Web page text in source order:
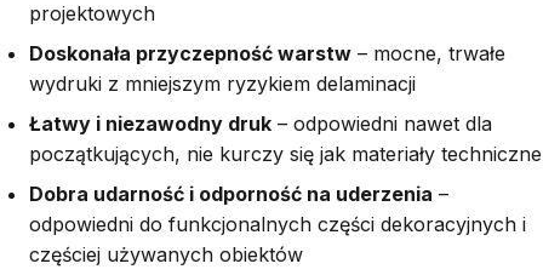
projektowych
Doskonała przyczepność warstw – mocne, trwałe
wydruki z mniejszym ryzykiem delaminacji
Łatwy i niezawodny druk – odpowiedni nawet dla
początkujących, nie kurczy się jak materiały techniczne
Dobra udarność i odporność na uderzenia –
odpowiedni do funkcjonalnych części dekoracyjnych i
częściej używanych obiektów